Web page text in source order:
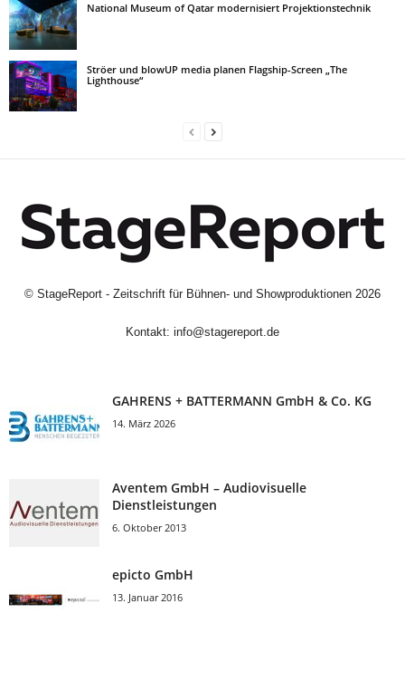
National Museum of Qatar modernisiert Projektionstechnik
Ströer und blowUP media planen Flagship-Screen „The
Lighthouse“
© StageReport - Zeitschrift für Bühnen- und Showproduktionen 2026
Kontakt: info@stagereport.de
GAHRENS + BATTERMANN GmbH & Co. KG
14. März 2026
Aventem GmbH – Audiovisuelle
Dienstleistungen
6. Oktober 2013
epicto GmbH
13. Januar 2016